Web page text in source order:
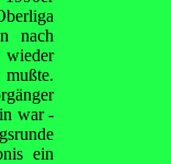
nach
war -
ein